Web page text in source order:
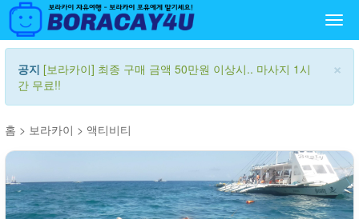
×
공지 [보라카이] 최종 구매 금액 50만원 이상시.. 마사지 1시
간 무료!!
홈 > 보라카이 > 액티비티